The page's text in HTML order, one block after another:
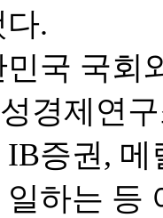
.
국 국회
경제연
증권,
하는 등